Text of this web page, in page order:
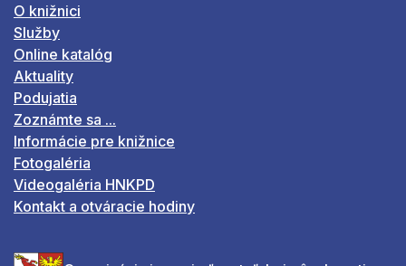
O knižnici
Služby
Online katalóg
Aktuality
Podujatia
Zoznámte sa ...
Informácie pre knižnice
Fotogaléria
Videogaléria HNKPD
Kontakt a otváracie hodiny